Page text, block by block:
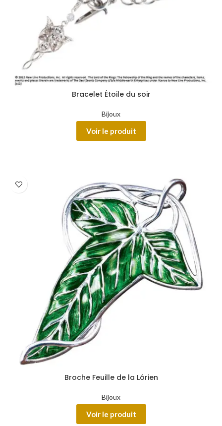
Bracelet Étoile du soir
Bijoux
Voir le produit
Broche Feuille de la Lórien
Bijoux
Voir le produit